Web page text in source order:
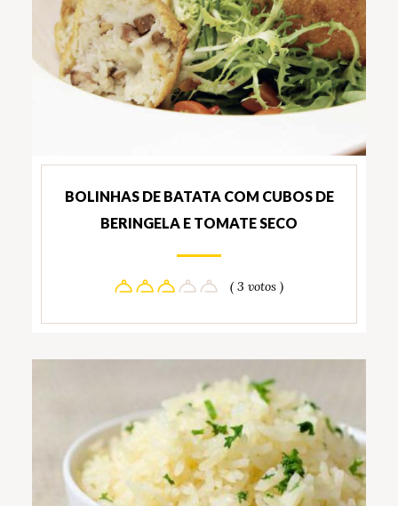
BOLINHAS DE BATATA COM CUBOS DE
BERINGELA E TOMATE SECO
( 3 votos )